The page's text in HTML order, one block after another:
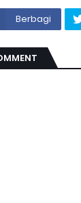
Berbagi